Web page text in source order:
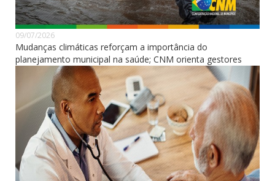
09/07/2026
Mudanças climáticas reforçam a importância do
planejamento municipal na saúde; CNM orienta gestores